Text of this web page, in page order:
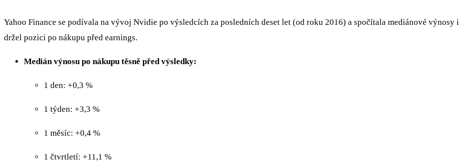
Yahoo Finance se podívala na vývoj Nvidie po výsledcích za posledních deset let (od roku 2016) a spočítala mediánové
držel pozici po nákupu před earnings.
Medián výnosu po nákupu těsně před výsledky:
1 den: +0,3 %
1 týden: +3,3 %
1 měsíc: +0,4 %
1 čtvrtletí: +11,1 %